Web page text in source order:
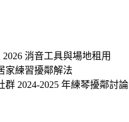
2026 消音工具與場地租用
家練習擾鄰解法
群 2024-2025 年練琴擾鄰討論